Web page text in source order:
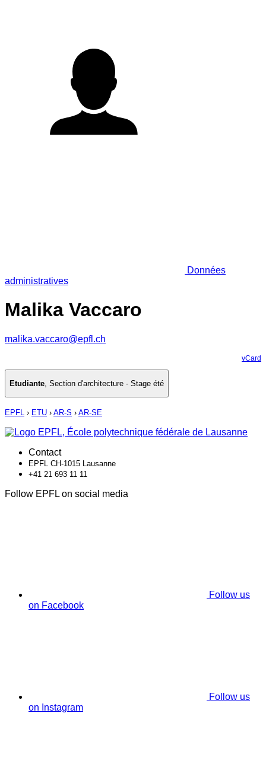
Données
administratives
Malika Vaccaro
malika.vaccaro@epfl.ch
vCard
Etudiante, Section d'architecture - Stage été
EPFL › ETU › AR-S › AR-SE
Contact
EPFL CH-1015 Lausanne
+41 21 693 11 11
Follow EPFL on social media
Follow us
on Facebook
Follow us
on Instagram